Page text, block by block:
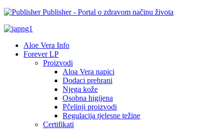
Publisher - Portal o zdravom načinu života
Aloe Vera Info
Forever LP
Proizvodi
Aloa Vera napici
Dodaci prehrani
Njega kože
Osobna higijena
Pčelinji proizvodi
Regulacija tjelesne težine
Certifikati